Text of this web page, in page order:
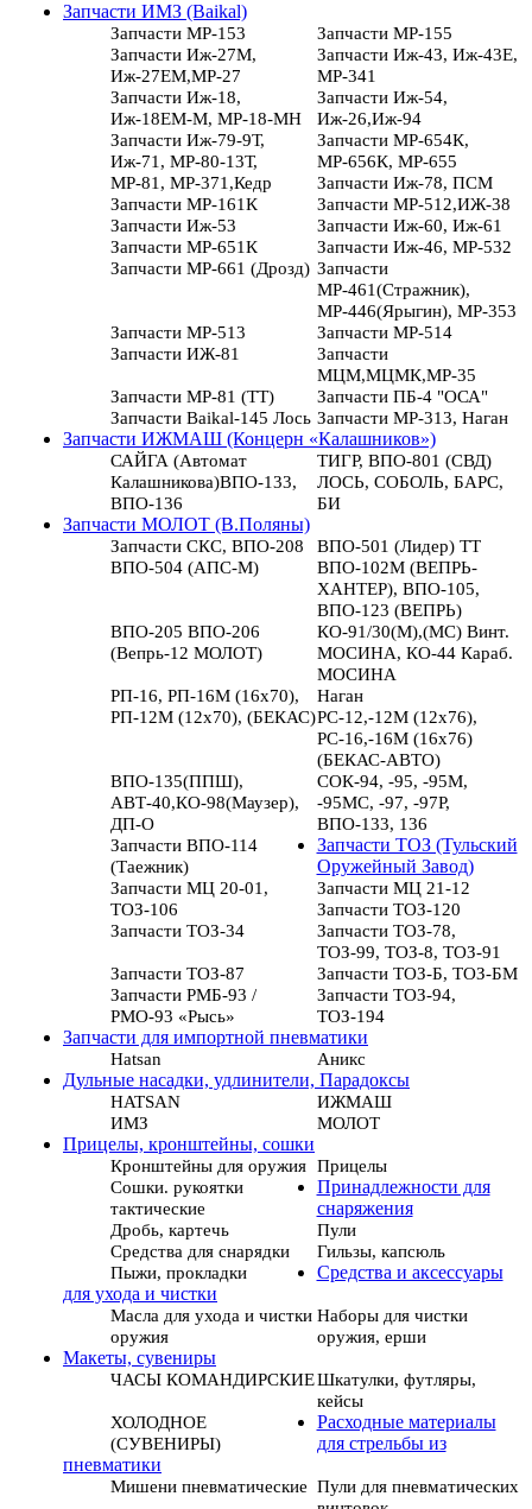
Запчасти ИМЗ (Baikal)
Запчасти МР-153
Запчасти МР-155
Запчасти Иж-27М,
Иж-27ЕМ,МР-27
Запчасти Иж-43, Иж-43Е,
МР-341
Запчасти Иж-18,
Иж-18ЕМ-М, МР-18-МН
Запчасти Иж-54,
Иж-26,Иж-94
Запчасти Иж-79-9Т,
Иж-71, МР-80-13Т,
МР-81, МР-371,Кедр
Запчасти МР-654К,
МР-656К, МР-655
Запчасти Иж-78, ПСМ
Запчасти МР-161К
Запчасти МР-512,ИЖ-38
Запчасти Иж-53
Запчасти Иж-60, Иж-61
Запчасти МР-651К
Запчасти Иж-46, МР-532
Запчасти МР-661 (Дрозд) Запчасти
МР-461(Стражник),
МР-446(Ярыгин), МР-353
Запчасти МР-513
Запчасти МР-514
Запчасти ИЖ-81
Запчасти
МЦМ,МЦМК,МР-35
Запчасти МР-81 (ТТ)
Запчасти ПБ-4 "ОСА"
Запчасти Baikal-145 Лось Запчасти МР-313, Наган
Запчасти ИЖМАШ (Концерн «Калашников»)
САЙГА (Автомат
Калашникова)ВПО-133,
ВПО-136
ТИГР, ВПО-801 (СВД)
ЛОСЬ, СОБОЛЬ, БАРС,
БИ
Запчасти МОЛОТ (В.Поляны)
Запчасти СКС, ВПО-208
ВПО-501 (Лидер) ТТ
ВПО-504 (АПС-М)
ВПО-102М (ВЕПРЬ-
ХАНТЕР), ВПО-105,
ВПО-123 (ВЕПРЬ)
ВПО-205 ВПО-206
(Вепрь-12 МОЛОТ)
КО-91/30(М),(МС) Винт.
МОСИНА, КО-44 Караб.
МОСИНА
РП-16, РП-16М (16х70),
РП-12М (12х70), (БЕКАС)
Наган
РС-12,-12М (12х76),
РС-16,-16М (16х76)
(БЕКАС-АВТО)
ВПО-135(ППШ),
АВТ-40,КО-98(Маузер),
ДП-О
СОК-94, -95, -95М,
-95МС, -97, -97Р,
ВПО-133, 136
Запчасти ВПО-114
(Таежник)
Запчасти ТОЗ (Тульский
Оружейный Завод)
Запчасти МЦ 20-01,
ТОЗ-106
Запчасти МЦ 21-12
Запчасти ТОЗ-120
Запчасти ТОЗ-34
Запчасти ТОЗ-78,
ТОЗ-99, ТОЗ-8, ТОЗ-91
Запчасти ТОЗ-87
Запчасти ТОЗ-Б, ТОЗ-БМ
Запчасти РМБ-93 /
РМО-93 «Рысь»
Запчасти ТОЗ-94,
ТОЗ-194
Запчасти для импортной пневматики
Hatsan
Аникс
Дульные насадки, удлинители, Парадоксы
HATSAN
ИЖМАШ
ИМЗ
МОЛОТ
Прицелы, кронштейны, сошки
Кронштейны для оружия Прицелы
Сошки. рукоятки
тактические
Принадлежности для
снаряжения
Дробь, картечь
Пули
Средства для снарядки
Гильзы, капсюль
Пыжи, прокладки
Средства и аксессуары
для ухода и чистки
Масла для ухода и чистки
оружия
Наборы для чистки
оружия, ерши
Макеты, сувениры
ЧАСЫ КОМАНДИРСКИЕШкатулки, футляры,
кейсы
ХОЛОДНОЕ
(СУВЕНИРЫ)
Расходные материалы
для стрельбы из
пневматики
Мишени пневматические Пули для пневматических